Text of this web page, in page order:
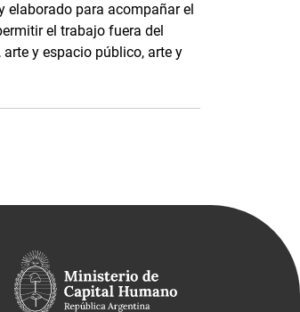
elaborado para acompañar el
el trabajo fuera del
y espacio público, arte y